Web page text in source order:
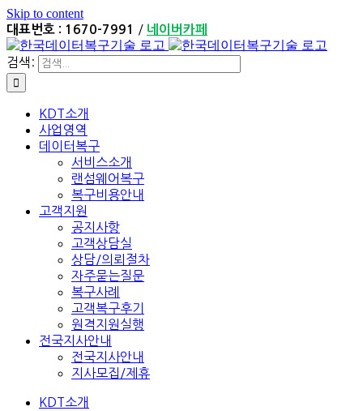
Skip to content
대표번호 : 1670-7991 / 네이버카페
검색:
KDT소개
사업영역
데이터복구
서비스소개
랜섬웨어복구
복구비용안내
고객지원
공지사항
고객상담실
상담/의뢰절차
자주묻는질문
복구사례
고객복구후기
원격지원실행
전국지사안내
전국지사안내
지사모집/제휴
KDT소개